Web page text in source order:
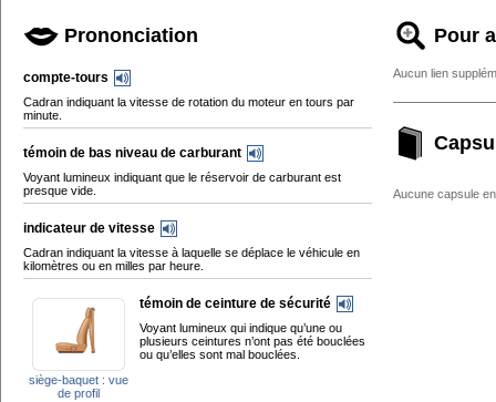
Prononciation
compte-tours
Cadran indiquant la vitesse de rotation du moteur en tours par
minute.
témoin de bas niveau de carburant
Voyant lumineux indiquant que le réservoir de carburant est
presque vide.
indicateur de vitesse
Cadran indiquant la vitesse à laquelle se déplace le véhicule en
kilomètres ou en milles par heure.
siège-baquet : vue
de profil
témoin de ceinture de sécurité
Voyant lumineux qui indique qu’une ou
plusieurs ceintures n’ont pas été bouclées
ou qu’elles sont mal bouclées.
Pour
Aucun lien
Aucune capsule